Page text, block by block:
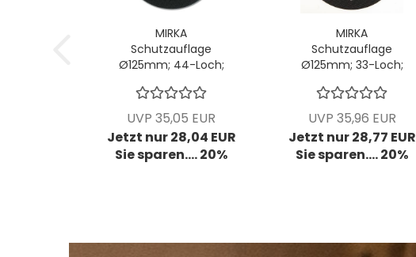
MIRKA
Schutzauflage
Ø125mm; 44-Loch;
UVP 35,05 EUR
Jetzt nur 28,04 EUR
Sie sparen.... 20%
MIRKA
Schutzauflage
Ø125mm; 33-Loch;
UVP 35,96 EUR
Jetzt nur 28,77 EUR
Sie sparen.... 20%